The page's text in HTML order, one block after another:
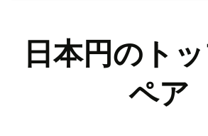
日本円のト
ペア